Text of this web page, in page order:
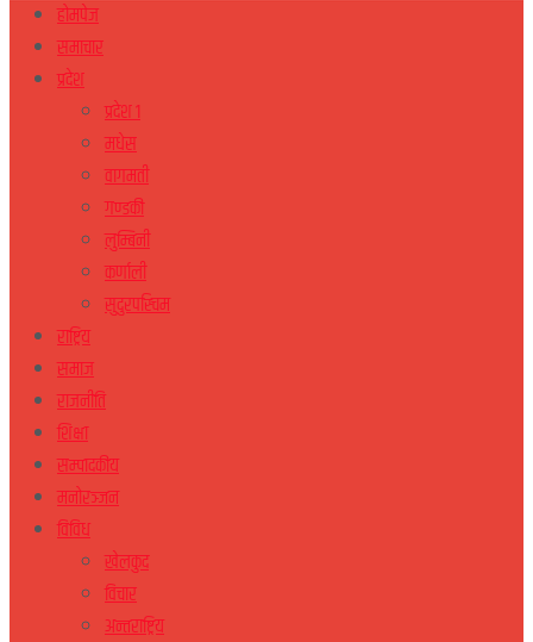
होमपेज
समाचार
प्रदेश
प्रदेश १
मधेस
वागमती
गण्डकी
लुम्बिनी
कर्णाली
सुदुरपस्चिम
राष्ट्रिय
समाज
राजनीति
शिक्षा
सम्पादकीय
मनोरञ्जन
विविध
खेलकुद
विचार
अन्तराष्ट्रिय